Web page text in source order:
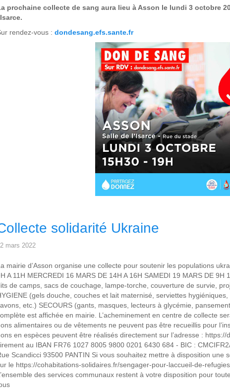
prochaine collecte de sang aura lieu à Asson le lundi 3 octobre
rendez-vous : dondesang.efs.sante.fr
solidarité Ukraine
mars 2022
mairie d’Asson organise une collecte pour soutenir les populations
A 11H MERCREDI 16 MARS DE 14H A 16H SAMEDI 19 MARS DE 9H
de camps, sacs de couchage, lampe-torche, couverture de survie,
(gels douche, couches et lait maternisé, serviettes
etc.) SECOURS (gants, masques, lecteurs à glycémie,
est affichée en mairie. L’acheminement en centre de collecte
alimentaires ou de vêtements ne peuvent pas être recueillis pour
en espèces peuvent être réalisés directement sur l’adresse :
au IBAN FR76 1027 8005 9800 0201 6430 684 - BIC :
Scandicci 93500 PANTIN Si vous souhaitez mettre à disposition une
le https://cohabitations-solidaires.fr/sengager-pour-laccueil-de-
des services communaux restent à votre disposition pour